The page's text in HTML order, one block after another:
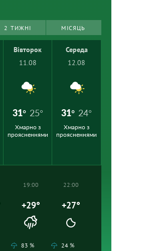
2 ТИЖНІ МІСЯЦЬ
Вівторок
11.08
31° 25°
Хмарно з
проясненнями
Середа
12.08
31° 24°
Хмарно з
проясненнями
19:00
+29°
83 %
22:00
+27°
24 %